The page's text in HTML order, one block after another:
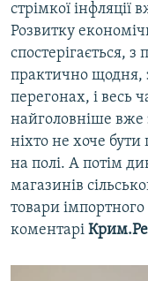
стрімкої
Розвитку
спостерігається,
практично щодня,
перегонах, і весь
найголовніше вже
ніхто не хоче
на полі. А потім
магазинів
товари
коментарі